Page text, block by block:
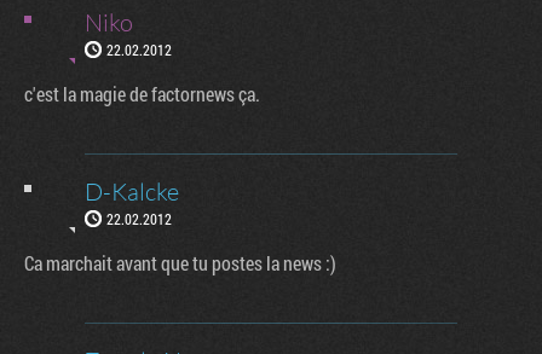
Niko
22.02.2012
c'est la magie de factornews ça.
D-Kalcke
22.02.2012
Ca marchait avant que tu postes la news :)